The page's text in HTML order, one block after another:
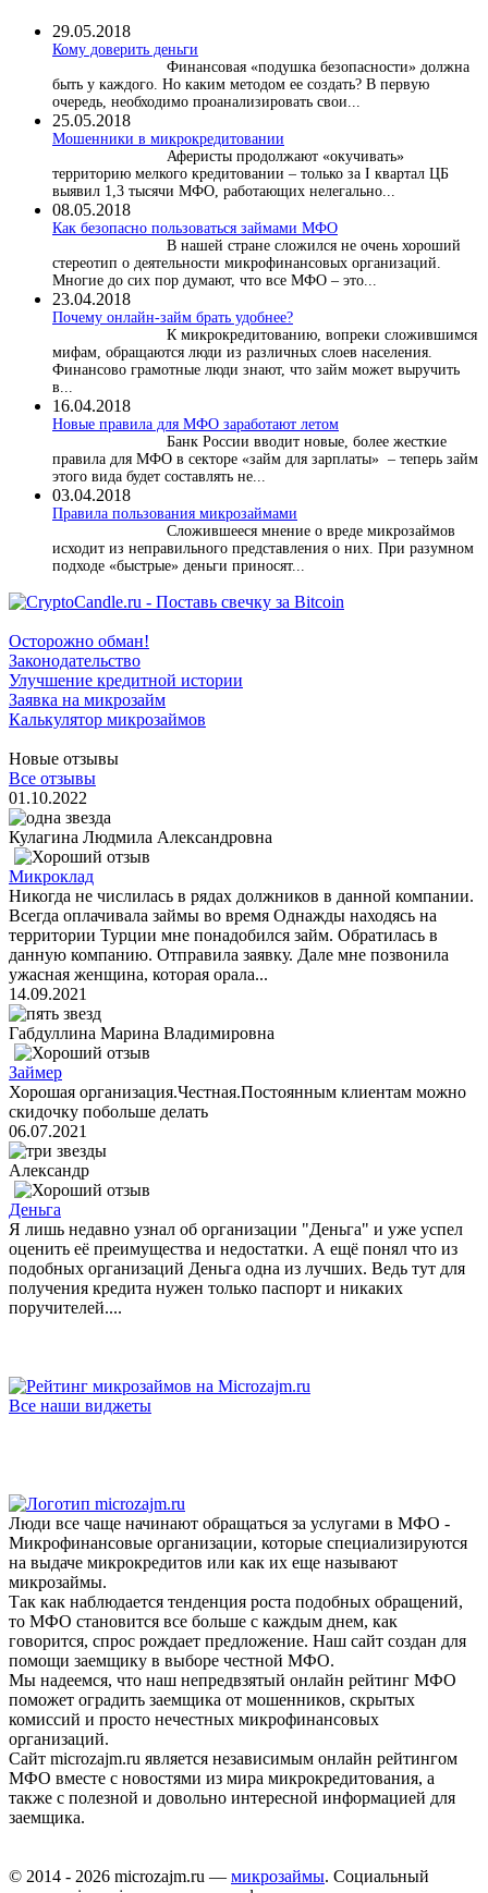
29.05.2018
Кому доверить деньги
Финансовая «подушка безопасности» должна
быть у каждого. Но каким методом ее создать? В первую
очередь, необходимо проанализировать свои...
25.05.2018
Мошенники в микрокредитовании
Аферисты продолжают «окучивать»
территорию мелкого кредитовании – только за I квартал ЦБ
выявил 1,3 тысячи МФО, работающих нелегально...
08.05.2018
Как безопасно пользоваться займами МФО
В нашей стране сложился не очень хороший
стереотип о деятельности микрофинансовых организаций.
Многие до сих пор думают, что все МФО – это...
23.04.2018
Почему онлайн-займ брать удобнее?
К микрокредитованию, вопреки сложившимся
мифам, обращаются люди из различных слоев населения.
Финансово грамотные люди знают, что займ может выручить
в...
16.04.2018
Новые правила для МФО заработают летом
Банк России вводит новые, более жесткие
правила для МФО в секторе «займ для зарплаты» – теперь займ
этого вида будет составлять не...
03.04.2018
​Правила пользования микрозаймами
Сложившееся мнение о вреде микрозаймов
исходит из неправильного представления о них. При разумном
подходе «быстрые» деньги приносят...
Осторожно обман!
Законодательство
Улучшение кредитной истории
Заявка на микрозайм
Калькулятор микрозаймов
Новые отзывы
Все отзывы
01.10.2022
Кулагина Людмила Александровна
Микроклад
Никогда не числилась в рядах должников в данной компании.
Всегда оплачивала займы во время Однажды находясь на
территории Турции мне понадобился займ. Обратилась в
данную компанию. Отправила заявку. Дале мне позвонила
ужасная женщина, которая орала...
14.09.2021
Габдуллина Марина Владимировна
Займер
Хорошая организация.Честная.Постоянным клиентам можно
скидочку побольше делать
06.07.2021
Александр
Деньга
Я лишь недавно узнал об организации "Деньга" и уже успел
оценить её преимущества и недостатки. А ещё понял что из
подобных организаций Деньга одна из лучших. Ведь тут для
получения кредита нужен только паспорт и никаких
поручителей....
Все наши виджеты
Люди все чаще начинают обращаться за услугами в МФО -
Микрофинансовые организации, которые специализируются
на выдаче микрокредитов или как их еще называют
микрозаймы.
Так как наблюдается тенденция роста подобных обращений,
то МФО становится все больше с каждым днем, как
говорится, спрос рождает предложение. Наш сайт создан для
помощи заемщику в выборе честной МФО.
Мы надеемся, что наш непредвзятый онлайн рейтинг МФО
поможет оградить заемщика от мошенников, скрытых
комиссий и просто нечестных микрофинансовых
организаций.
Сайт microzajm.ru является независимым онлайн рейтингом
МФО вместе с новостями из мира микрокредитования, а
также с полезной и довольно интересной информацией для
заемщика.
© 2014 - 2026 microzajm.ru — микрозаймы. Социальный